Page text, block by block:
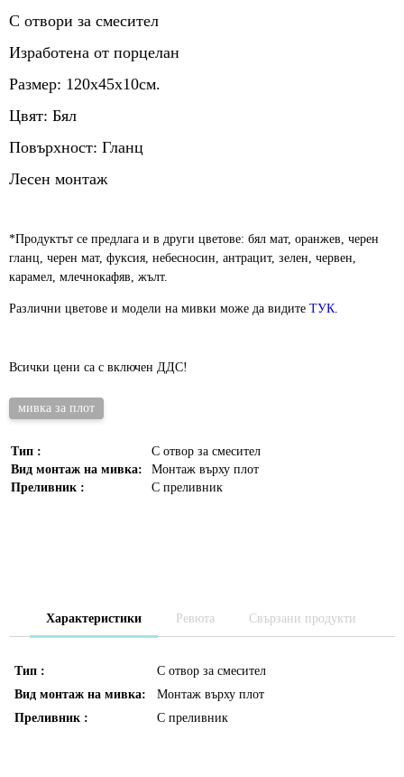
С отвори за смесител
Изработена от порцелан
Размер: 120х45х10см.
Цвят: Бял
Повърхност: Гланц
Лесен монтаж
*Продуктът се предлага и в други цветове: бял мат, оранжев, черен
гланц, черен мат, фуксия, небесносин, антрацит, зелен, червен,
карамел, млечнокафяв, жълт.
Различни цветове и модели на мивки може да видите ТУК.
Всички цени са с включен ДДС!
мивка за плот
Тип :
С отвор за смесител
Вид монтаж на мивка:
Монтаж върху плот
Преливник :
С преливник
Характеристики Ревюта Свързани продукти
Тип :
С отвор за смесител
Вид монтаж на мивка:
Монтаж върху плот
Преливник :
С преливник